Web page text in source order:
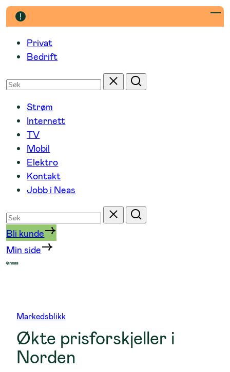
Hopp
til
innholdPrivat
Bedrift
Søk
etter
Tilbakestill
Søk
Strøm
Internett
TV
Mobil
Elektro
Kontakt
Jobb i Neas
Søk
etter
Tilbakestill
Søk
Bli kunde
Min side
Markedsblikk
Økte prisforskjeller i
Norden